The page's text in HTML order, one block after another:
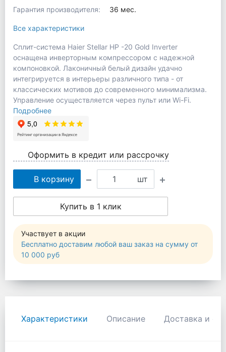
Гарантия производителя:
36 мес.
Все характеристики
Сплит-система Haier Stellar HP -20 Gold Inverter
оснащена инверторным компрессором с надежной
компоновкой. Лаконичный белый дизайн удачно
интегрируется в интерьеры различного типа - от
классических мотивов до современного минимализма.
Управление осуществляется через пульт или Wi-Fi.
Подробнее
Оформить в кредит или рассрочку
В корзину шт
Купить в 1 клик
Участвует в акции
Бесплатно доставим любой ваш заказ на сумму от
10 000 руб
Характеристики Описание Доставка и